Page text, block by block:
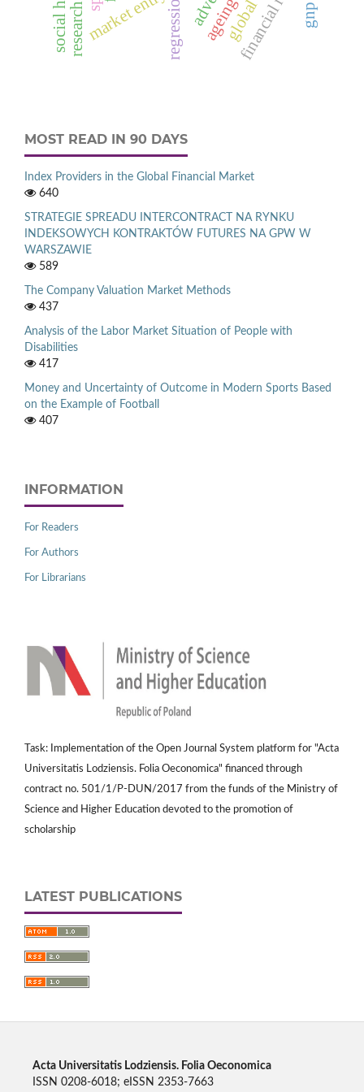
market entry ageing
MOST READ IN 90 DAYS
Index Providers in the Global Financial Market
640
STRATEGIE SPREADU INTERCONTRACT NA RYNKU
INDEKSOWYCH KONTRAKTÓW FUTURES NA GPW W
WARSZAWIE
589
The Company Valuation Market Methods
437
Analysis of the Labor Market Situation of People with
Disabilities
417
Money and Uncertainty of Outcome in Modern Sports Based
on the Example of Football
407
INFORMATION
For Readers
For Authors
For Librarians
Task: Implementation of the Open Journal System platform for "Acta
Universitatis Lodziensis. Folia Oeconomica" financed through
contract no. 501/1/P-DUN/2017 from the funds of the Ministry of
Science and Higher Education devoted to the promotion of
scholarship
LATEST PUBLICATIONS
Acta Universitatis Lodziensis. Folia Oeconomica
ISSN 0208-6018; eISSN 2353-7663